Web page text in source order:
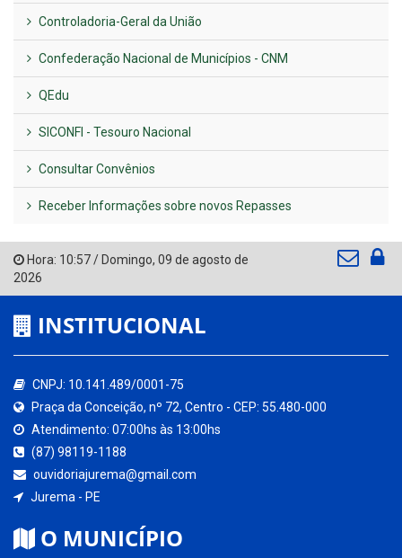
Controladoria-Geral da União
Confederação Nacional de Municípios - CNM
QEdu
SICONFI - Tesouro Nacional
Consultar Convênios
Receber Informações sobre novos Repasses
Hora: 10:57/ Domingo, 09 de agosto de
2026
INSTITUCIONAL
CNPJ: 10.141.489/0001-75
Praça da Conceição, nº 72, Centro - CEP: 55.480-000
Atendimento: 07:00hs às 13:00hs
(87) 98119-1188
ouvidoriajurema@gmail.com
Jurema - PE
O MUNICÍPIO